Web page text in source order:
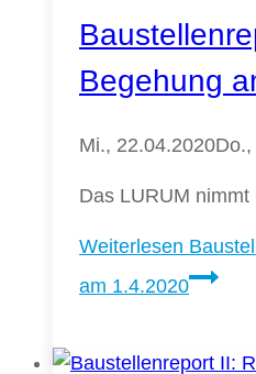
Begehung
Mi., 22.04.2020
Das LURUM nimmt
Weiterlesen
am 1.4.2020